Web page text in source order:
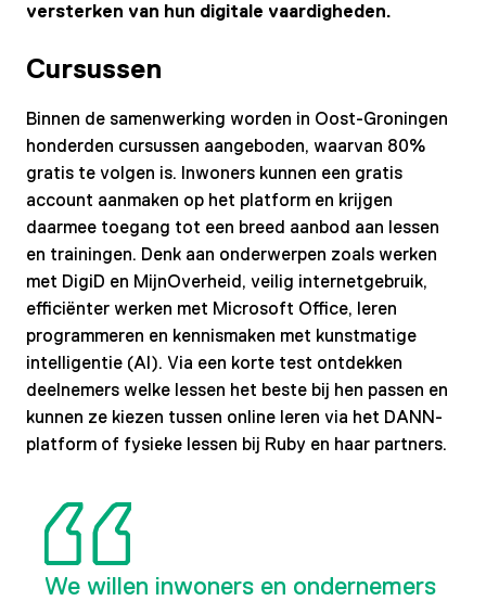
versterken van hun digitale vaardigheden.
Cursussen
Binnen de samenwerking worden in Oost-Groningen
honderden cursussen aangeboden, waarvan 80%
gratis te volgen is. Inwoners kunnen een gratis
account aanmaken op het platform en krijgen
daarmee toegang tot een breed aanbod aan lessen
en trainingen. Denk aan onderwerpen zoals werken
met DigiD en MijnOverheid, veilig internetgebruik,
efficiënter werken met Microsoft Office, leren
programmeren en kennismaken met kunstmatige
intelligentie (AI). Via een korte test ontdekken
deelnemers welke lessen het beste bij hen passen en
kunnen ze kiezen tussen online leren via het DANN-
platform of fysieke lessen bij Ruby en haar partners.
We willen inwoners en ondernemers